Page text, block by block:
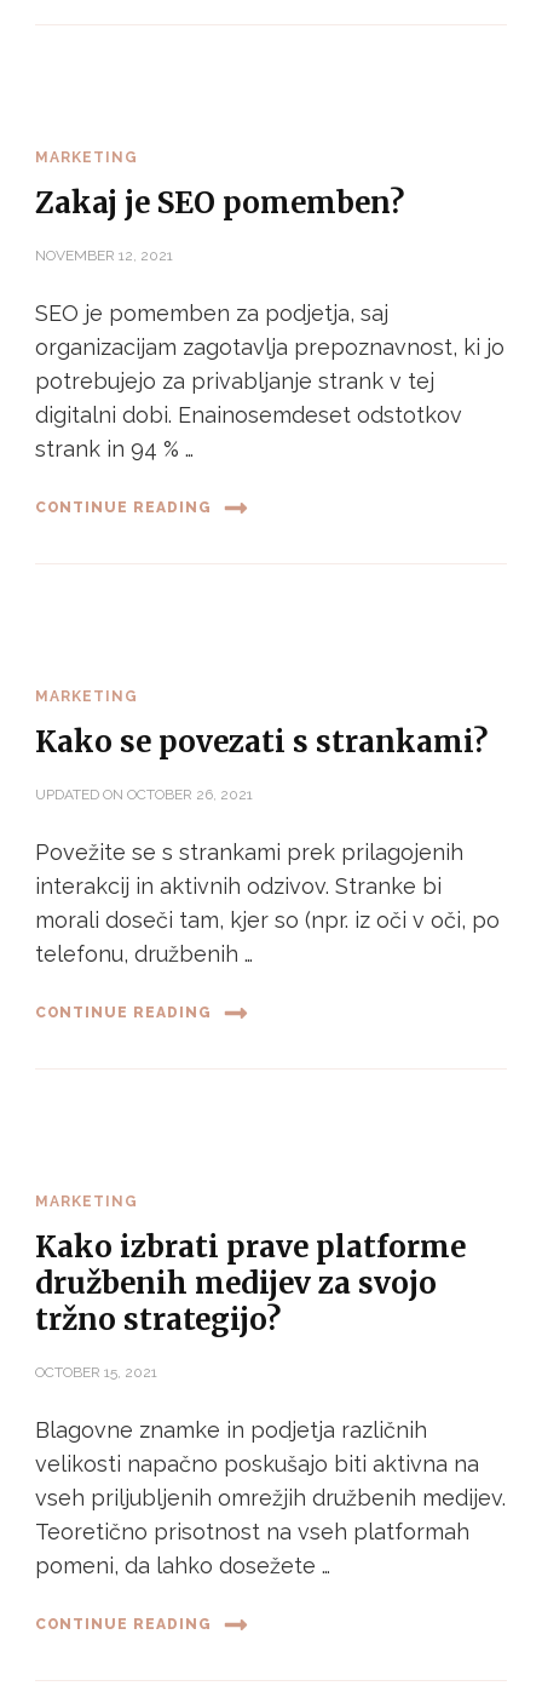
MARKETING
Zakaj je SEO pomemben?
NOVEMBER 12, 2021
SEO je pomemben za podjetja, saj
organizacijam zagotavlja prepoznavnost, ki jo
potrebujejo za privabljanje strank v tej
digitalni dobi. Enainosemdeset odstotkov
strank in 94 % …
CONTINUE READING
MARKETING
Kako se povezati s strankami?
UPDATED ON OCTOBER 26, 2021
Povežite se s strankami prek prilagojenih
interakcij in aktivnih odzivov. Stranke bi
morali doseči tam, kjer so (npr. iz oči v oči, po
telefonu, družbenih …
CONTINUE READING
MARKETING
Kako izbrati prave platforme
družbenih medijev za svojo
tržno strategijo?
OCTOBER 15, 2021
Blagovne znamke in podjetja različnih
velikosti napačno poskušajo biti aktivna na
vseh priljubljenih omrežjih družbenih medijev.
Teoretično prisotnost na vseh platformah
pomeni, da lahko dosežete …
CONTINUE READING